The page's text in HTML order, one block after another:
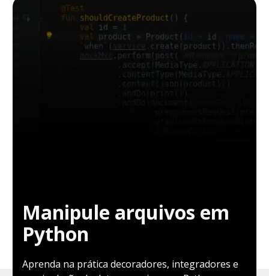
Manipule arquivos em
Python
Aprenda na prática decoradores, integradores e